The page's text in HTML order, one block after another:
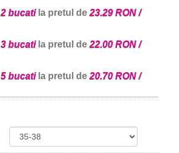
2 bucatila pretul de 23.29 RON /
3 bucatila pretul de 22.00 RON /
5 bucatila pretul de 20.70 RON /